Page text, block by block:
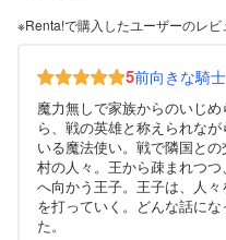
※Renta!で購入したユーザーのレ
5前向きな騎士
魔力無しで家族からのいじ
ら、戦の英雄と称えられな
いる魔法使い。戦で隣国と
村の人々。王から疎まれつ
へ向かう王子。王子は、人
を打っていく。どんな話に
た。